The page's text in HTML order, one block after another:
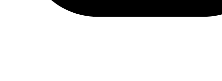
estereotipos de la región”, explica. Precisamente el ser
un sector todavía minoritario les permite pasar más